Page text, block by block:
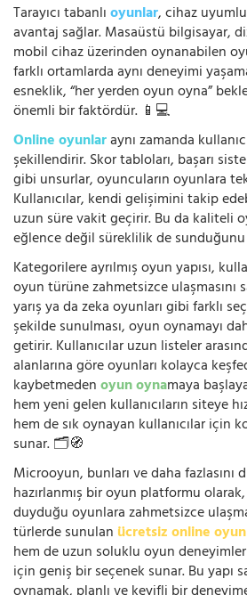
Tarayıcı tabanlıoyunlar, cihaz
avantaj sağlar. Masaüstü bilgisayar,
mobil cihaz üzerinden oynanabilen
farklı ortamlarda aynı deneyimi
esneklik, “her yerden oyun oyna”
önemli bir faktördür. 📱💻
Online oyunlaraynı zamanda
şekillendirir. Skor tabloları, başarı
gibi unsurlar, oyuncuların oyunlara
Kullanıcılar, kendi gelişimini takip
uzun süre vakit geçirir. Bu da kaliteli
eğlence değil süreklilik de
Kategorilere ayrılmış oyun yapısı,
oyun türüne zahmetsizce ulaşmasını
yarış ya da zeka oyunları gibi farklı
şekilde sunulması, oyun oynamayı
getirir. Kullanıcılar uzun listeler
alanlarına göre oyunları kolayca
kaybetmedenoyun oynamaya
hem yeni gelen kullanıcıların siteye
hem de sık oynayan kullanıcılar için
sunar. 🗂️🧭
Microoyun, bunları ve daha fazlasını
hazırlanmış bir oyun platformu
duyduğu oyunlara zahmetsizce
türlerde sunulan ücretsiz online
hem de uzun soluklu oyun
için geniş bir seçenek sunar. Bu yapı